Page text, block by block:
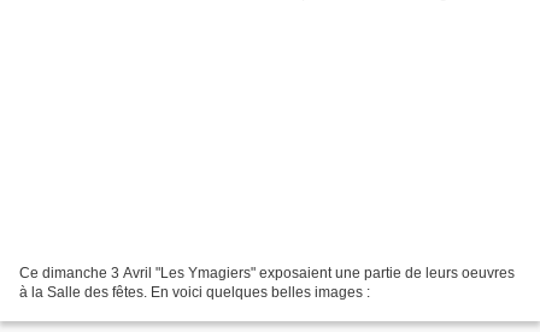
Ce dimanche 3 Avril "Les Ymagiers" exposaient une partie de leurs oeuvres
à la Salle des fêtes. En voici quelques belles images :